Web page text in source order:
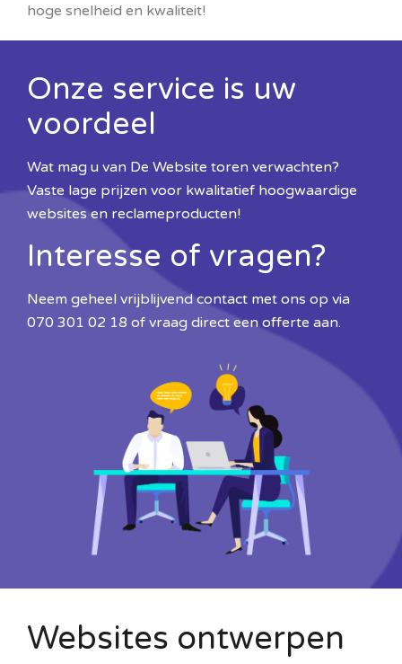
hoge snelheid en kwaliteit!
Onze service is uw
voordeel
Wat mag u van De Website toren verwachten?
Vaste lage prijzen voor kwalitatief hoogwaardige
websites en reclameproducten!
Interesse of vragen?
Neem geheel vrijblijvend contact met ons op via
070 301 02 18 of vraag direct een offerte aan.
Websites ontwerpen